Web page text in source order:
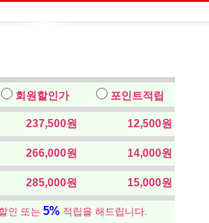
회원할인가 포인트적립
237,500원 12,500원
266,000원 14,000원
285,000원 15,000원
인 또는 5% 적립을 해드립니다.